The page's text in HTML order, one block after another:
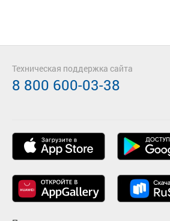
Техническая поддержка сайта
8 800 600-03-38